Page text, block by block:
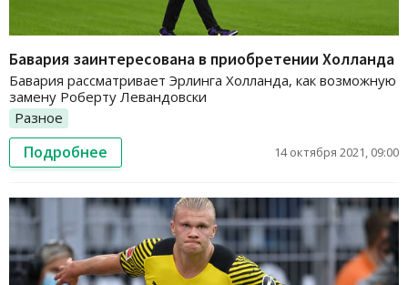
Бавария заинтересована в приобретении Холланда
Бавария рассматривает Эрлинга Холланда, как возможную
замену Роберту Левандовски
Разное
Подробнее 14 октября 2021, 09:00